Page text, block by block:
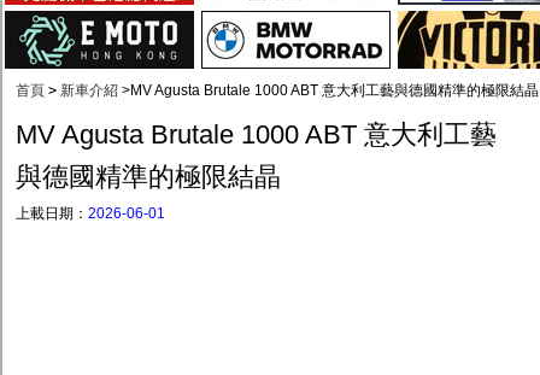
首頁 > 新車介紹 >MV Agusta Brutale 1000 ABT 意大利工藝與德國精準的極限結晶
MV Agusta Brutale 1000 ABT 意大利工藝
與德國精準的極限結晶
上載日期： 2026-06-01